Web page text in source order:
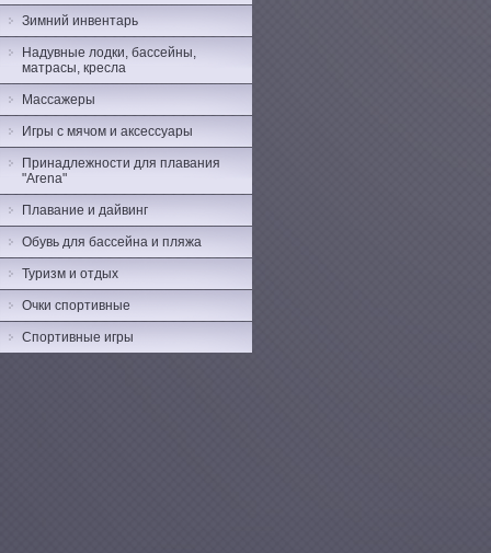
Зимний инвентарь
Надувные лодки, бассейны,
матрасы, кресла
Массажеры
Игры с мячом и аксессуары
Принадлежности для плавания
"Arena"
Плавание и дайвинг
Обувь для бассейна и пляжа
Туризм и отдых
Очки спортивные
Спортивные игры